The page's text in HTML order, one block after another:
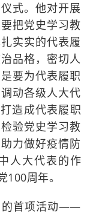
式。他对开展
把党史学习教
实实的代表履
品格，密切人
要为代表履职
动各级人大代
造成代表履职
验党史学习教
力做好疫情防
人大代表的作
周年。
的首项活动——